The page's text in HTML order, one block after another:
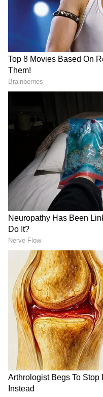
ಶುಭ ಕೋರಿದ
ನಿಜವಾಗಿಯೂ
ತುಳುಕುತ್ತಿರುವ ಭಾವನೆ.
ಸುಂದರ ಸರ್ಪ್ರೈಸ್,
ವಿಶೇಷವಾಗಿಸಿದ್ದಕ್ಕಾಗಿ ನನ್ನ
ತುಂಬಾ ಧನ್ಯವಾದಗಳು.